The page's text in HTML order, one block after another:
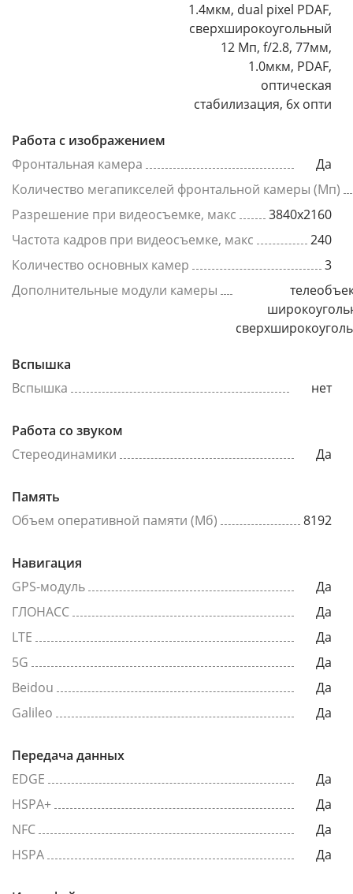
1.4мкм, dual pixel PDAF,
сверхширокоугольный
12 Мп, f/2.8, 77мм,
1.0мкм, PDAF,
оптическая
стабилизация, 6x опти
Работа с изображением
Фронтальная камера
Да
Количество мегапикселей фронтальной камеры (Мп)
Разрешение при видеосъемке, макс
3840x2160
Частота кадров при видеосъемке, макс
240
Количество основных камер
3
Дополнительные модули камеры
Вспышка
Вспышка
нет
Работа со звуком
Стереодинамики
Да
Память
Объем оперативной памяти (Мб)
8192
Навигация
GPS-модуль
Да
ГЛОНАСС
Да
LTE
Да
5G
Да
Beidou
Да
Galileo
Да
Передача данных
EDGE
Да
HSPA+
Да
NFC
Да
HSPA
Да